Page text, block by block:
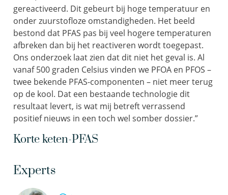
gereactiveerd. Dit gebeurt bij hoge temperatuur en
onder zuurstofloze omstandigheden. Het beeld
bestond dat PFAS pas bij veel hogere temperaturen
afbreken dan bij het reactiveren wordt toegepast.
Ons onderzoek laat zien dat dit niet het geval is. Al
vanaf 500 graden Celsius vinden we PFOA en PFOS –
twee bekende PFAS-componenten – niet meer terug
op de kool. Dat een bestaande technologie dit
resultaat levert, is wat mij betreft verrassend
positief nieuws in een toch wel somber dossier.”
Korte keten-PFAS
Experts